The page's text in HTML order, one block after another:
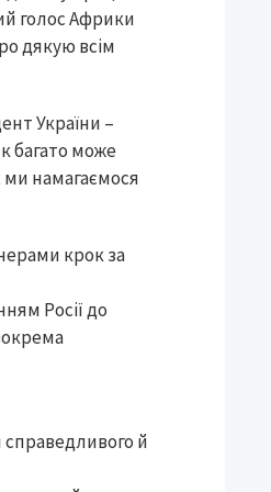
голос Африки
дякую всім
України –
багато може
ми намагаємося
крок за
Росії до
справедливого й